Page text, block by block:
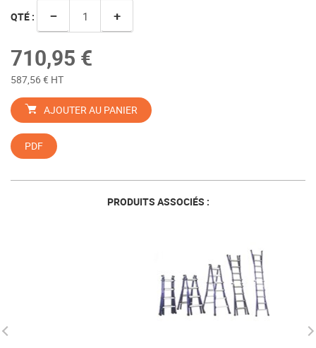
QTÉ : − +
710,95 €
587,56 € HT
AJOUTER AU PANIER
PDF
PRODUITS ASSOCIÉS :